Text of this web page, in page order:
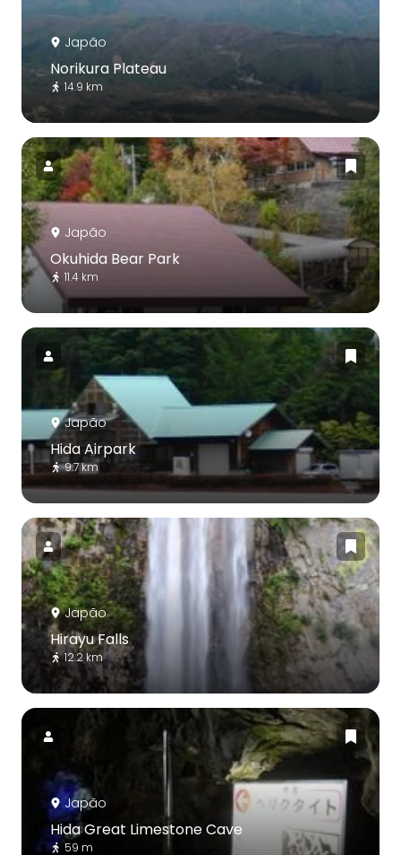
Japão
Norikura Plateau
14.9 km
Japão
Okuhida Bear Park
11.4 km
Japão
Hida Airpark
9.7 km
Japão
Hirayu Falls
12.2 km
Japão
Hida Great Limestone Cave
59 m